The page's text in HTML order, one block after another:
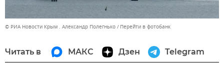
© РИА Новости Крым . Александр Полегнько Перейти в фотобанк
Читать в МАКС Дзен Telegram